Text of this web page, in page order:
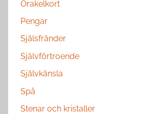
Orakelkort
Pengar
Själsfränder
Självförtroende
Självkänsla
Spå
Stenar och kristaller